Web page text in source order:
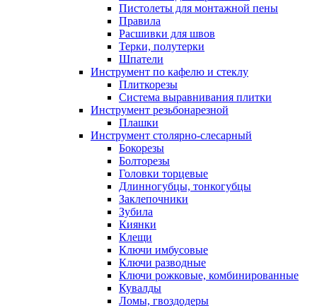
Пистолеты для монтажной пены
Правила
Расшивки для швов
Терки, полутерки
Шпатели
Инструмент по кафелю и стеклу
Плиткорезы
Система выравнивания плитки
Инструмент резьбонарезной
Плашки
Инструмент столярно-слесарный
Бокорезы
Болторезы
Головки торцевые
Длинногубцы, тонкогубцы
Заклепочники
Зубила
Киянки
Клещи
Ключи имбусовые
Ключи разводные
Ключи рожковые, комбинированные
Кувалды
Ломы, гвоздодеры